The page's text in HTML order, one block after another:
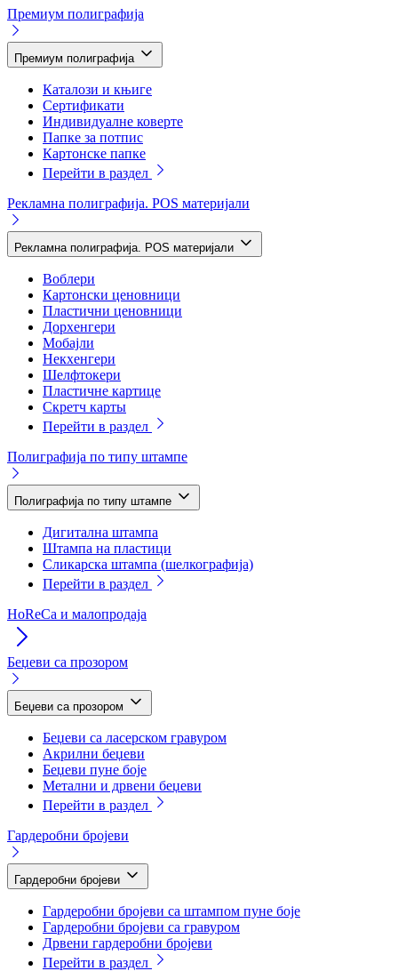
Премиум полиграфија
Премиум полиграфија
Каталози и књиге
Сертификати
Индивидуалне коверте
Папке за потпис
Картонске папке
Перейти в раздел
Рекламна полиграфија. POS материјали
Рекламна полиграфија. POS материјали
Воблери
Картонски ценовници
Пластични ценовници
Дорхенгери
Мобајли
Некхенгери
Шелфтокери
Пластичне картице
Скретч карты
Перейти в раздел
Полиграфија по типу штампе
Полиграфија по типу штампе
Дигитална штампа
Штампа на пластици
Сликарска штампа (шелкографија)
Перейти в раздел
HoReCa и малопродаја
Беџеви са прозором
Беџеви са прозором
Беџеви са ласерском гравуром
Акрилни беџеви
Беџеви пуне боје
Метални и дрвени беџеви
Перейти в раздел
Гардеробни бројеви
Гардеробни бројеви
Гардеробни бројеви са штампом пуне боје
Гардеробни бројеви са гравуром
Дрвени гардеробни бројеви
Перейти в раздел